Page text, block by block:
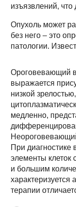
изъязвлений,
Опухоль может
без него – это
патологии.
Ороговевающий
выражается
низкой
медленно,
При
элементы клеток
и большим
характеризуется
терапии